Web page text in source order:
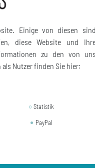
Miniblings
Rad Fahren Bike
Einige von diesen
diese Website und
zu den von
Nutzer finden Sie hier:
Statistik
PayPal